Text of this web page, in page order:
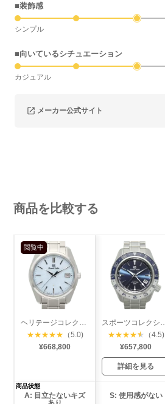
■装飾感
シンプル
■向いているシチュエーション
カジュアル
メーカー公式サイト
商品を比較する
閲覧中
★★★★★ （5.0)
¥668,800
★★★★★
（4.5)
¥657,800
詳細を見る
商品状態
A: 目立たないキズ
S: 使用感がない